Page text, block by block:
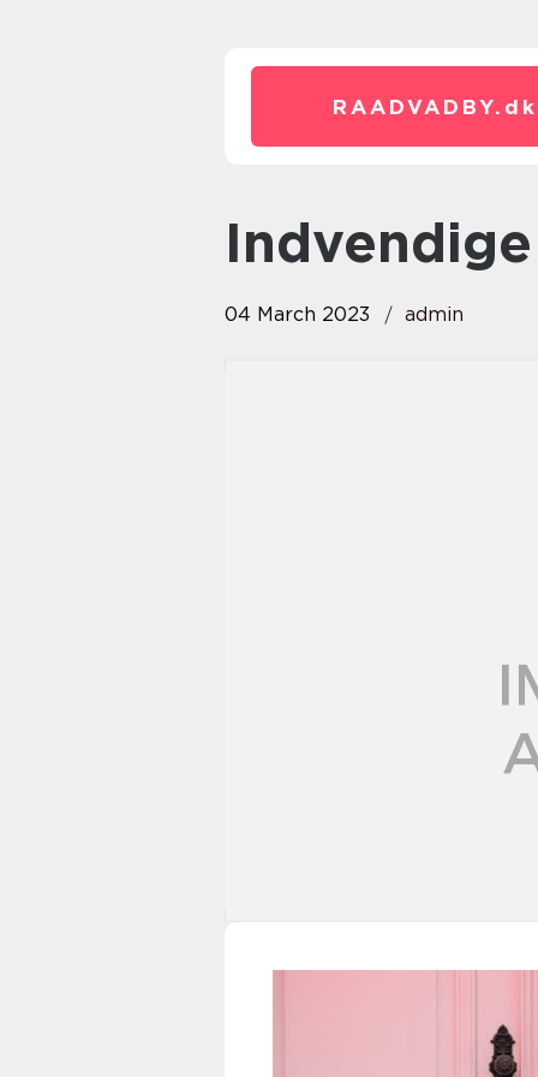
RAADVADBY. dk
04 March 2023 admin